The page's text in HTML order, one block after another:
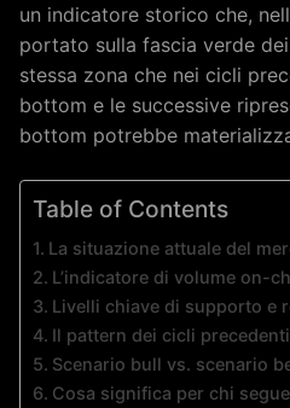
un indicatore storico che,
portato sulla fascia verde
stessa zona che nei cicli
bottom e le successive
bottom potrebbe
Table of Contents
La situazione attuale del
L’indicatore di volume on-
Livelli chiave di supporto e
Il pattern dei cicli
Scenario bull vs. scenario
Cosa significa per chi